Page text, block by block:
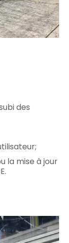
des
la mise à jour